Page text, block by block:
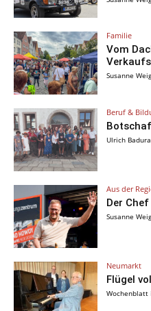
Familie
Vom
Susanne
Beruf &
Ulrich Badura
Aus der
Der
Susanne
Neumarkt
Flügel
Wochenblatt